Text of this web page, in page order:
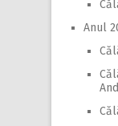
Anul